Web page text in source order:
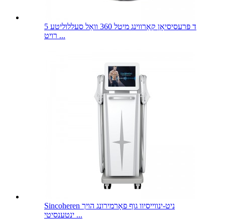
5 ד פּרעסיסיאָן קאַרווינג מיטל 360 וואַל סעללוליטע
רויט ...
Sincoheren ניט-ינווייסיוו גוף פאָרמירונג הויך
ינטענסיטי ...